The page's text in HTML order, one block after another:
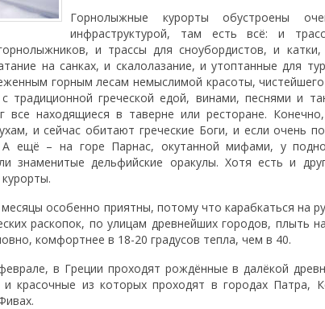
Горнолыжные курорты обустроены
инфраструктурой, там есть всё: и
и трассы для сноубордистов, и
на санках, и скалолазание, и утоптанные для
горным лесам немыслимой красоты,
греческой едой, винами, песнями и
все находящиеся в таверне или ресторане.
и сейчас обитают греческие Боги, и если очень
А ещё – на горе Парнас, окутанной мифами, у
знаменитые дельфийские оракулы. Хотя есть и
особенно приятны, потому что карабкаться на
раскопок, по улицам древнейших городов, плыть
комфортнее в 18-20 градусов тепла, чем в 40.
в Греции проходят рождённые в далёкой
красочные из которых проходят в городах Патра,